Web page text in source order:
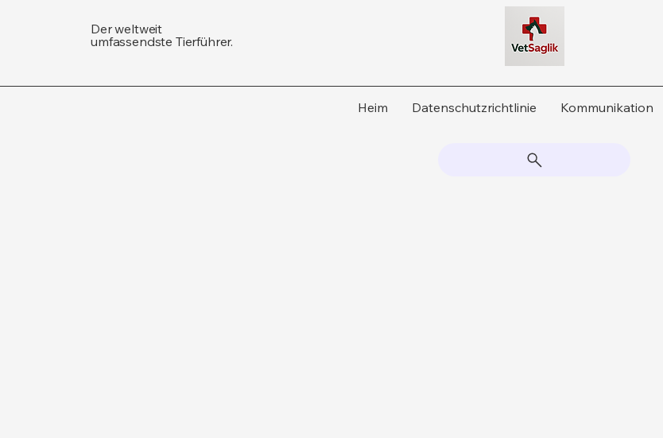
Der weltweit
umfassendste Tierführer.
Heim Datenschutzrichtlinie Kommunikation